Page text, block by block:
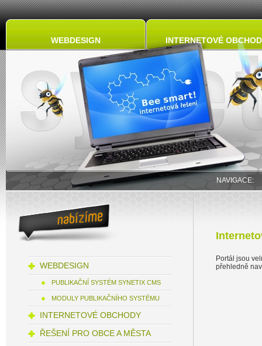
WEBDESIGN INTERNETOVÉ
NAVIGACE:
WEBDESIGN
PUBLIKAČNÍ SYSTÉM SYNETIX CMS
MODULY PUBLIKAČNÍHO SYSTÉMU
INTERNETOVÉ OBCHODY
ŘEŠENÍ PRO OBCE A MĚSTA
Portál jsou
přehledně